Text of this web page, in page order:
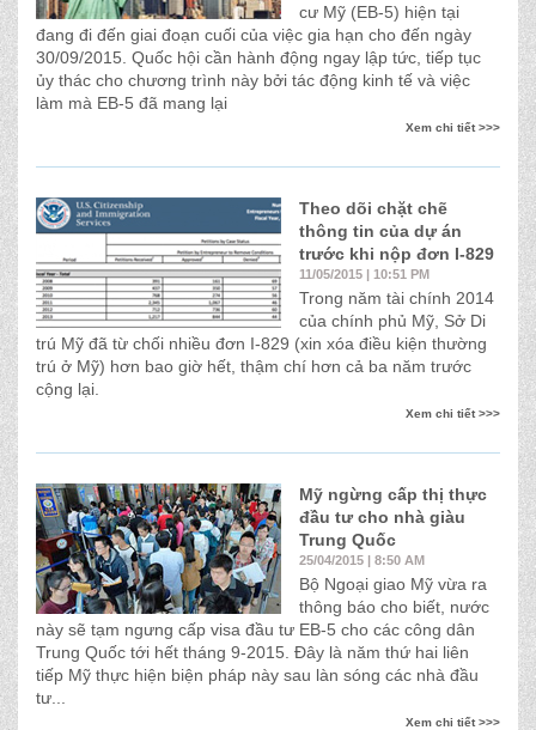
cư Mỹ (EB-5) hiện tại
đang đi đến giai đoạn cuối của việc gia hạn cho đến ngày
30/09/2015. Quốc hội cần hành động ngay lập tức, tiếp tục
ủy thác cho chương trình này bởi tác động kinh tế và việc
làm mà EB-5 đã mang lại
Xem chi tiết >>>
Theo dõi chặt chẽ
thông tin của dự án
trước khi nộp đơn I-829
11/05/2015 | 10:51 PM
Trong năm tài chính 2014
của chính phủ Mỹ, Sở Di
trú Mỹ đã từ chối nhiều đơn I-829 (xin xóa điều kiện thường
trú ở Mỹ) hơn bao giờ hết, thậm chí hơn cả ba năm trước
cộng lại.
Xem chi tiết >>>
Mỹ ngừng cấp thị thực
đầu tư cho nhà giàu
Trung Quốc
25/04/2015 | 8:50 AM
Bộ Ngoại giao Mỹ vừa ra
thông báo cho biết, nước
này sẽ tạm ngưng cấp visa đầu tư EB-5 cho các công dân
Trung Quốc tới hết tháng 9-2015. Đây là năm thứ hai liên
tiếp Mỹ thực hiện biện pháp này sau làn sóng các nhà đầu
tư...
Xem chi tiết >>>